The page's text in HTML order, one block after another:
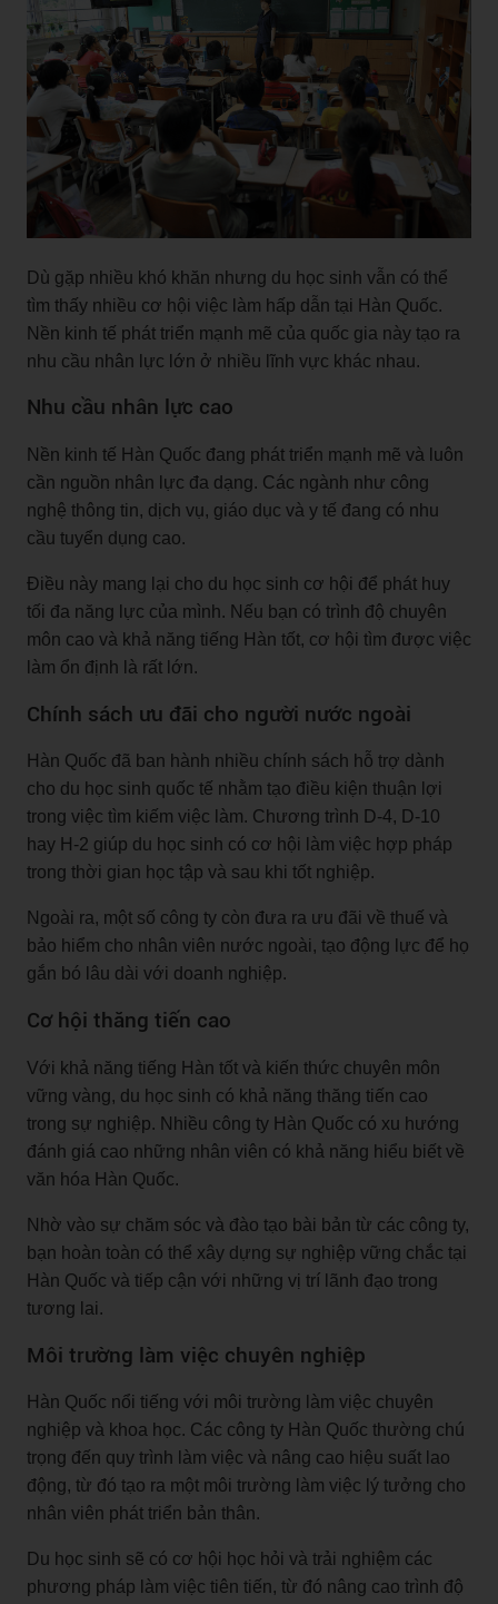
Dù gặp nhiều khó khăn nhưng du học sinh vẫn có thể
tìm thấy nhiều cơ hội việc làm hấp dẫn tại Hàn Quốc.
Nền kinh tế phát triển mạnh mẽ của quốc gia này tạo ra
nhu cầu nhân lực lớn ở nhiều lĩnh vực khác nhau.
Nhu cầu nhân lực cao
Nền kinh tế Hàn Quốc đang phát triển mạnh mẽ và luôn
cần nguồn nhân lực đa dạng. Các ngành như công
nghệ thông tin, dịch vụ, giáo dục và y tế đang có nhu
cầu tuyển dụng cao.
Điều này mang lại cho du học sinh cơ hội để phát huy
tối đa năng lực của mình. Nếu bạn có trình độ chuyên
môn cao và khả năng tiếng Hàn tốt, cơ hội tìm được việc
làm ổn định là rất lớn.
Chính sách ưu đãi cho người nước ngoài
Hàn Quốc đã ban hành nhiều chính sách hỗ trợ dành
cho du học sinh quốc tế nhằm tạo điều kiện thuận lợi
trong việc tìm kiếm việc làm. Chương trình D-4, D-10
hay H-2 giúp du học sinh có cơ hội làm việc hợp pháp
trong thời gian học tập và sau khi tốt nghiệp.
Ngoài ra, một số công ty còn đưa ra ưu đãi về thuế và
bảo hiểm cho nhân viên nước ngoài, tạo động lực để họ
gắn bó lâu dài với doanh nghiệp.
Cơ hội thăng tiến cao
Với khả năng tiếng Hàn tốt và kiến thức chuyên môn
vững vàng, du học sinh có khả năng thăng tiến cao
trong sự nghiệp. Nhiều công ty Hàn Quốc có xu hướng
đánh giá cao những nhân viên có khả năng hiểu biết về
văn hóa Hàn Quốc.
Nhờ vào sự chăm sóc và đào tạo bài bản từ các công ty,
bạn hoàn toàn có thể xây dựng sự nghiệp vững chắc tại
Hàn Quốc và tiếp cận với những vị trí lãnh đạo trong
tương lai.
Môi trường làm việc chuyên nghiệp
Hàn Quốc nổi tiếng với môi trường làm việc chuyên
nghiệp và khoa học. Các công ty Hàn Quốc thường chú
trọng đến quy trình làm việc và nâng cao hiệu suất lao
động, từ đó tạo ra một môi trường làm việc lý tưởng cho
nhân viên phát triển bản thân.
Du học sinh sẽ có cơ hội học hỏi và trải nghiệm các
phương pháp làm việc tiên tiến, từ đó nâng cao trình độ